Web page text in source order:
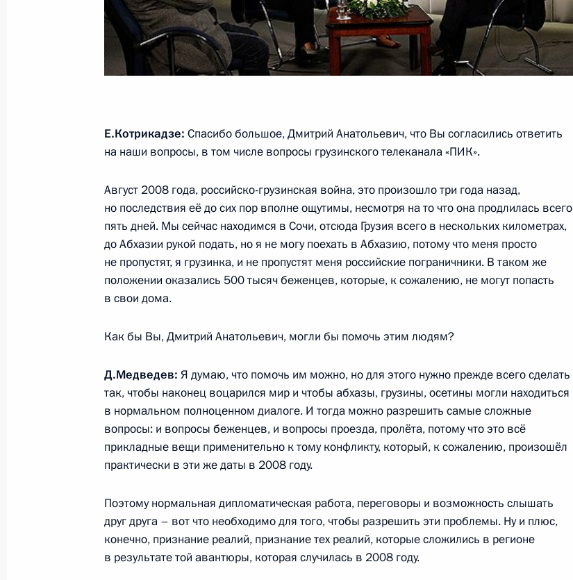
орденом Жукова
8 августа 2011 года, 14:00 Краснодарский край, Молькино
8 августа 2011 года, 12:00
В Госдуму на ратификацию внесено соглашение между Россией
и Абхазией об объединённой российской военной базе
в Абхазии
8 августа 2011 года, 09:10
Дмитрий Медведев внёс в Госдуму на ратификацию соглашение
об объединённой российской военной базе в Южной Осетии
8 августа 2011 года, 09:00
6 августа 2011 года, суббота
Приветствие участникам международной конференции
и равноправному партнёрству в Арктике»
6 августа 2011 года, 17:00
Е.Котрикадзе: Спасибо большое, Дмитрий Анатольевич, что Вы согласились ответить
на наши вопросы, в том числе вопросы грузинского телеканала «ПИК».
Август 2008 года, российско-грузинская война, это произошло три года назад,
но последствия её до сих пор вполне ощутимы, несмотря на то что она продлилась всего
пять дней. Мы сейчас находимся в Сочи, отсюда Грузия всего в нескольких километрах,
до Абхазии рукой подать, но я не могу поехать в Абхазию, потому что меня просто
не пропустят, я грузинка, и не пропустят меня российские пограничники. В таком же
положении оказались 500 тысяч беженцев, которые, к сожалению, не могут попасть
в свои дома.
Как бы Вы, Дмитрий Анатольевич, могли бы помочь этим людям?
Д.Медведев: Я думаю, что помочь им можно, но для этого нужно прежде всего сделать
так, чтобы наконец воцарился мир и чтобы абхазы, грузины, осетины могли находиться
в нормальном полноценном диалоге. И тогда можно разрешить самые сложные
вопросы: и вопросы беженцев, и вопросы проезда, пролёта, потому что это всё
прикладные вещи применительно к тому конфликту, который, к сожалению, произошёл
практически в эти же даты в 2008 году.
Поэтому нормальная дипломатическая работа, переговоры и возможность слышать
друг друга – вот что необходимо для того, чтобы разрешить эти проблемы. Ну и плюс,
конечно, признание реалий, признание тех реалий, которые сложились в регионе
в результате той авантюры, которая случилась в 2008 году.